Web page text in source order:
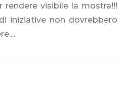
rendere visibile la mostra!!!
iniziative non dovrebbero